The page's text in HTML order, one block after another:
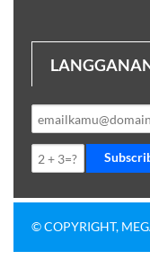
© COPYRIGHT,